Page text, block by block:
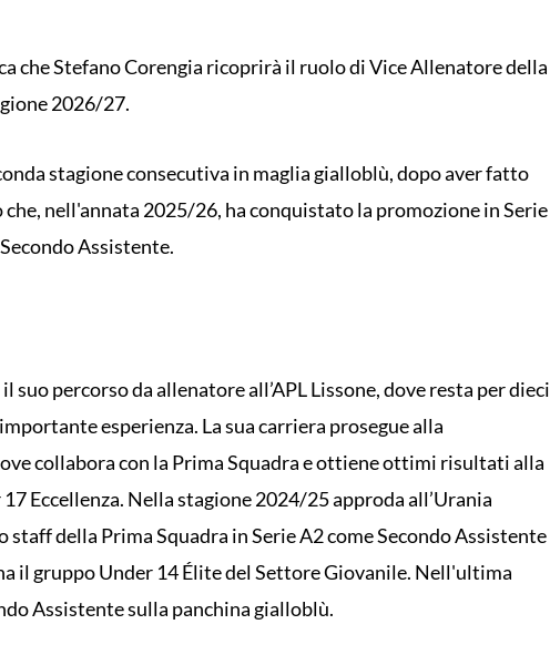
che Stefano Corengia ricoprirà il ruolo di Vice Allenatore della
2026/27.
stagione consecutiva in maglia gialloblù, dopo aver fatto
nell'annata 2025/26, ha conquistato la promozione in Serie
Assistente.
suo percorso da allenatore all’APL Lissone, dove resta per dieci
esperienza. La sua carriera prosegue alla
collabora con la Prima Squadra e ottiene ottimi risultati alla
Eccellenza. Nella stagione 2024/25 approda all’Urania
staff della Prima Squadra in Serie A2 come Secondo Assistente
il gruppo Under 14 Élite del Settore Giovanile. Nell'ultima
Assistente sulla panchina gialloblù.